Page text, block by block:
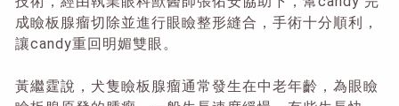
成瞼板腺瘤切除並進行眼瞼整形縫合，手術十分順利，
讓candy重回明媚雙眼。
黃繼霆說，犬隻瞼板腺瘤通常發生在中老年齡，為眼瞼